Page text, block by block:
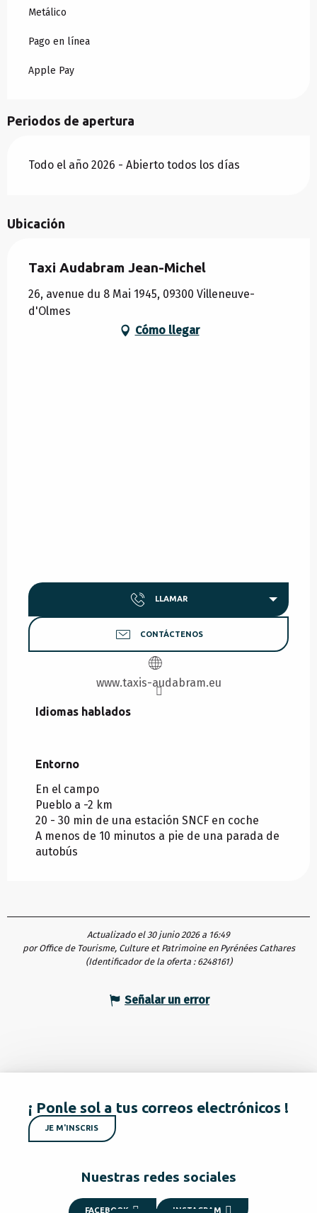
Metálico
Pago en línea
Apple Pay
Periodos de apertura
Todo el año 2026 - Abierto todos los días
Ubicación
Taxi Audabram Jean-Michel
26, avenue du 8 Mai 1945, 09300 Villeneuve-
d'Olmes
Cómo llegar
LLAMAR
CONTÁCTENOS
www.taxis-audabram.eu
Idiomas hablados
Idiomas hablados
Entorno
Entorno
En el campo
Pueblo a -2 km
20 - 30 min de una estación SNCF en coche
A menos de 10 minutos a pie de una parada de
autobús
Actualizado el 30 junio 2026 a 16:49
por Office de Tourisme, Culture et Patrimoine en Pyrénées Cathares
(Identificador de la oferta : 6248161)
Señalar un error
¡ Ponle sol a tus correos electrónicos !
JE M'INSCRIS
Nuestras redes sociales
FACEBOOK INSTAGRAM